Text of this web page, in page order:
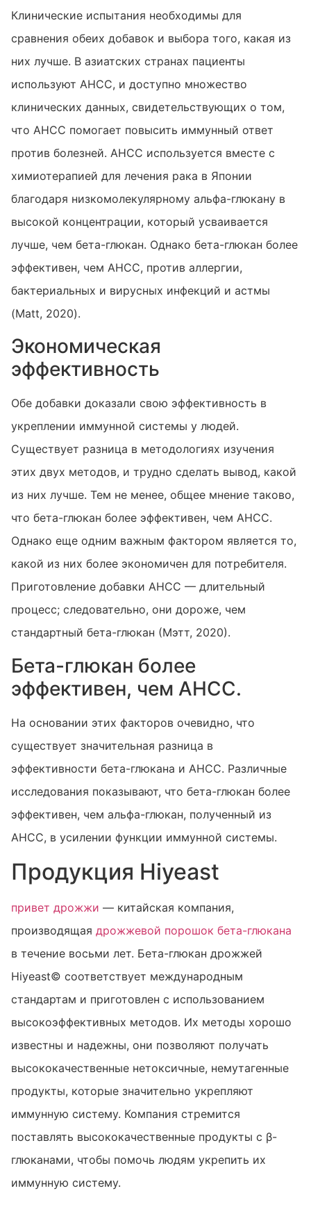
Клинические испытания необходимы для
сравнения обеих добавок и выбора того, какая из
них лучше. В азиатских странах пациенты
используют AHCC, и доступно множество
клинических данных, свидетельствующих о том,
что AHCC помогает повысить иммунный ответ
против болезней. AHCC используется вместе с
химиотерапией для лечения рака в Японии
благодаря низкомолекулярному альфа-глюкану в
высокой концентрации, который усваивается
лучше, чем бета-глюкан. Однако бета-глюкан более
эффективен, чем AHCC, против аллергии,
бактериальных и вирусных инфекций и астмы
(Matt, 2020).
Экономическая
эффективность
Обе добавки доказали свою эффективность в
укреплении иммунной системы у людей.
Существует разница в методологиях изучения
этих двух методов, и трудно сделать вывод, какой
из них лучше. Тем не менее, общее мнение таково,
что бета-глюкан более эффективен, чем AHCC.
Однако еще одним важным фактором является то,
какой из них более экономичен для потребителя.
Приготовление добавки AHCC — длительный
процесс; следовательно, они дороже, чем
стандартный бета-глюкан (Мэтт, 2020).
Бета-глюкан более
эффективен, чем AHCC.
На основании этих факторов очевидно, что
существует значительная разница в
эффективности бета-глюкана и AHCC. Различные
исследования показывают, что бета-глюкан более
эффективен, чем альфа-глюкан, полученный из
AHCC, в усилении функции иммунной системы.
Продукция Hiyeast
привет дрожжи — китайская компания,
производящая дрожжевой порошок бета-глюкана
в течение восьми лет. Бета-глюкан дрожжей
Hiyeast© соответствует международным
стандартам и приготовлен с использованием
высокоэффективных методов. Их методы хорошо
известны и надежны, они позволяют получать
высококачественные нетоксичные, немутагенные
продукты, которые значительно укрепляют
иммунную систему. Компания стремится
поставлять высококачественные продукты с β-
глюканами, чтобы помочь людям укрепить их
иммунную систему.